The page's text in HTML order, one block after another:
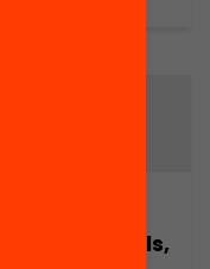
juvenils,